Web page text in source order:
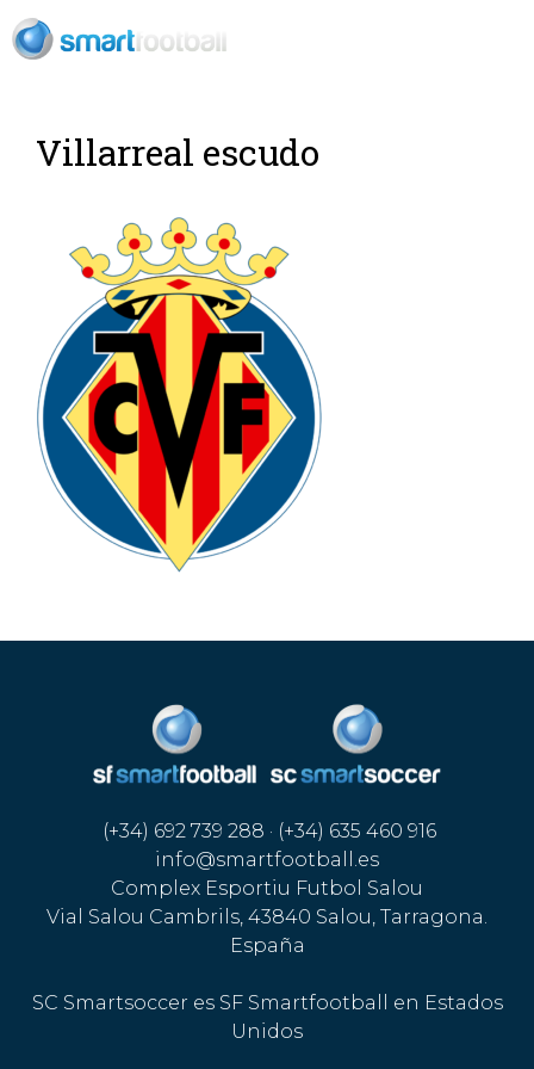
Villarreal escudo
(+34) 692 739 288 · (+34) 635 460 916
info@smartfootball.es
Complex Esportiu Futbol Salou
Vial Salou Cambrils, 43840 Salou, Tarragona.
España
SC Smartsoccer es SF Smartfootball en Estados
Unidos